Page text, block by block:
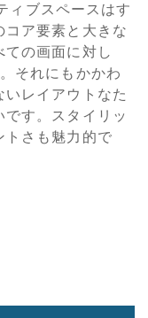
ィブスペースはす
コア要素と大きな
ての画面に対し
それにもかかわ
いレイアウトなた
す。スタイリッ
トさも魅力的で